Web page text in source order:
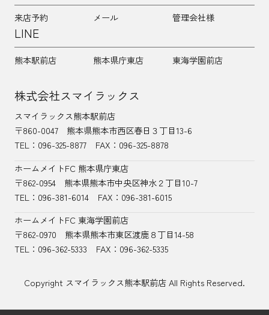
来店予約 メール 管理会社様
LINE
熊本駅前店 熊本県庁東店 東海学園前店
株式会社スマイラックス
スマイラックス熊本駅前店
〒860-0047
熊本県熊本市西区春日３丁目13-6
TEL： 096-325-8877
FAX：096-325-8878
ホームメイトFC 熊本県庁東店
〒862-0954
熊本県熊本市中央区神水２丁目10-7
TEL：096-381-6014
FAX：096-381-6015
ホームメイトFC 東海学園前店
〒862-0970
熊本県熊本市東区渡鹿８丁目14-58
TEL： 096-362-5333 FAX：096-362-5335
Copyright スマイラックス熊本駅前店 All Rights Reserved.